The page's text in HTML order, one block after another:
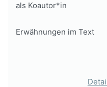
als Koautor*in
Erwähnungen im Text